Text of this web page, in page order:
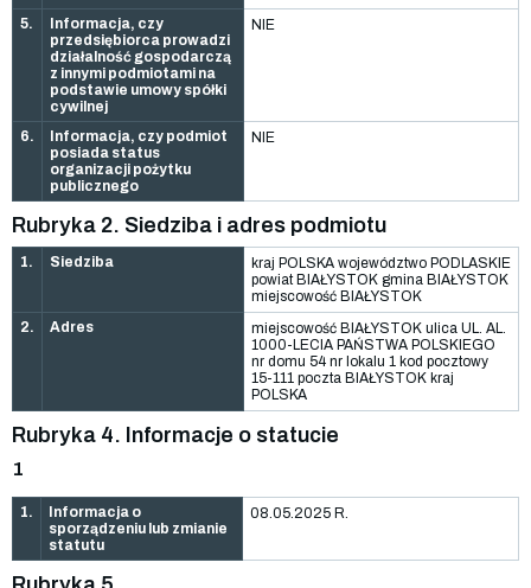
5.
Informacja, czy
przedsiębiorca prowadzi
działalność gospodarczą
z innymi podmiotami na
podstawie umowy spółki
cywilnej
NIE
6.
Informacja, czy podmiot
posiada status
organizacji pożytku
publicznego
NIE
Rubryka 2. Siedziba i adres podmiotu
1. Siedziba
kraj POLSKA województwo PODLASKIE
powiat BIAŁYSTOK gmina BIAŁYSTOK
miejscowość BIAŁYSTOK
2.
Adres
miejscowość BIAŁYSTOK ulica UL. AL.
1000-LECIA PAŃSTWA POLSKIEGO
nr domu 54 nr lokalu 1 kod pocztowy
15-111 poczta BIAŁYSTOK kraj
POLSKA
Rubryka 4. Informacje o statucie
1
1.
Informacja o
sporządzeniu lub zmianie
statutu
08.05.2025 R.